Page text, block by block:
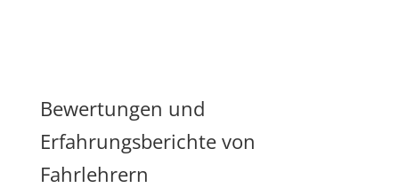
Bewertungen und
Erfahrungsberichte von
Fahrlehrern